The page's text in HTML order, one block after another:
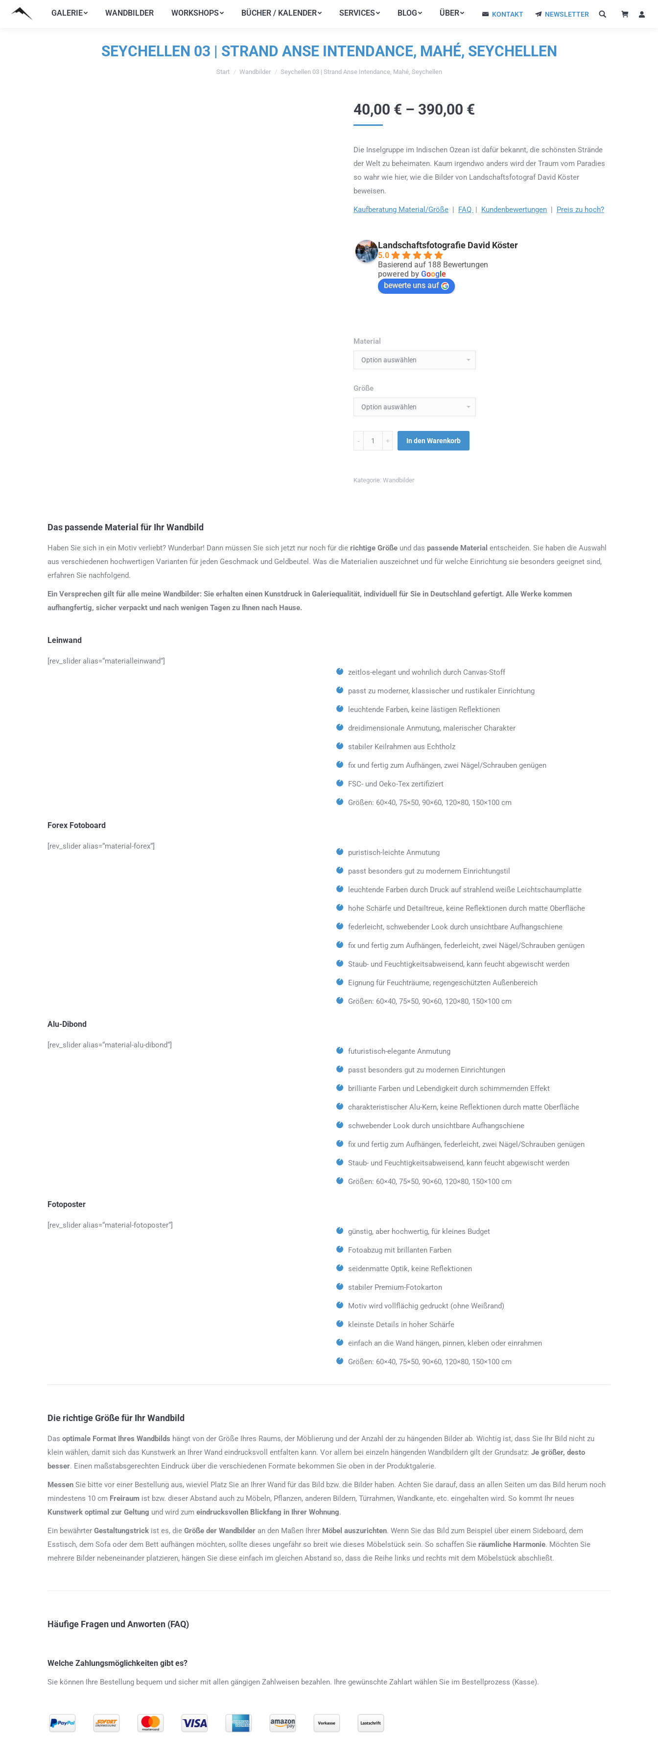
GALERIE WANDBILDER WORKSHOPS BÜCHER / KALENDER SERVICES BLOG ÜBER KONTAKT NEWSLETTER
SEYCHELLEN 03 | STRAND ANSE INTENDANCE, MAHÉ, SEYCHELLEN
Sie befinden sich hier:
Start Wandbilder Seychellen 03 | Strand Anse Intendance, Mahé, Seychellen
40,00 € – 390,00 €
Die Inselgruppe im Indischen Ozean ist dafür bekannt, die schönsten Strände
der Welt zu beheimaten. Kaum irgendwo anders wird der Traum vom Paradies
so wahr wie hier, wie die Bilder von Landschaftsfotograf David Köster
beweisen.
Kaufberatung Material/Größe | FAQ | Kundenbewertungen | Preis zu hoch?
Landschaftsfotografie David Köster
5.0
Basierend auf 188 Bewertungen
powered by Google
bewerte uns auf
Material
Größe
Menge In den Warenkorb
Kategorie: Wandbilder
Das passende Material für Ihr Wandbild
Haben Sie sich in ein Motiv verliebt? Wunderbar! Dann müssen Sie sich jetzt nur noch für die richtige Größe und das passende Material entscheiden. Sie haben die Auswahl
aus verschiedenen hochwertigen Varianten für jeden Geschmack und Geldbeutel. Was die Materialien auszeichnet und für welche Einrichtung sie besonders geeignet sind,
erfahren Sie nachfolgend.
Ein Versprechen gilt für alle meine Wandbilder: Sie erhalten einen Kunstdruck in Galeriequalität, individuell für Sie in Deutschland gefertigt. Alle Werke kommen
aufhangfertig, sicher verpackt und nach wenigen Tagen zu Ihnen nach Hause.
Leinwand
[rev_slider alias=“materialleinwand“]
zeitlos-elegant und wohnlich durch Canvas-Stoff
passt zu moderner, klassischer und rustikaler Einrichtung
leuchtende Farben, keine lästigen Reflektionen
dreidimensionale Anmutung, malerischer Charakter
stabiler Keilrahmen aus Echtholz
fix und fertig zum Aufhängen, zwei Nägel/Schrauben genügen
FSC- und Oeko-Tex zertifiziert
Größen: 60×40, 75×50, 90×60, 120×80, 150×100 cm
Forex Fotoboard
[rev_slider alias=“material-forex“]
puristisch-leichte Anmutung
passt besonders gut zu modernem Einrichtungstil
leuchtende Farben durch Druck auf strahlend weiße Leichtschaumplatte
hohe Schärfe und Detailtreue, keine Reflektionen durch matte Oberfläche
federleicht, schwebender Look durch unsichtbare Aufhangschiene
fix und fertig zum Aufhängen, federleicht, zwei Nägel/Schrauben genügen
Staub- und Feuchtigkeitsabweisend, kann feucht abgewischt werden
Eignung für Feuchträume, regengeschützten Außenbereich
Größen: 60×40, 75×50, 90×60, 120×80, 150×100 cm
Alu-Dibond
[rev_slider alias=“material-alu-dibond“]
futuristisch-elegante Anmutung
passt besonders gut zu modernen Einrichtungen
brilliante Farben und Lebendigkeit durch schimmernden Effekt
charakteristischer Alu-Kern, keine Reflektionen durch matte Oberfläche
schwebender Look durch unsichtbare Aufhangschiene
fix und fertig zum Aufhängen, federleicht, zwei Nägel/Schrauben genügen
Staub- und Feuchtigkeitsabweisend, kann feucht abgewischt werden
Größen: 60×40, 75×50, 90×60, 120×80, 150×100 cm
Fotoposter
[rev_slider alias=“material-fotoposter“]
günstig, aber hochwertig, für kleines Budget
Fotoabzug mit brillanten Farben
seidenmatte Optik, keine Reflektionen
stabiler Premium-Fotokarton
Motiv wird vollflächig gedruckt (ohne Weißrand)
kleinste Details in hoher Schärfe
einfach an die Wand hängen, pinnen, kleben oder einrahmen
Größen: 60×40, 75×50, 90×60, 120×80, 150×100 cm
Die richtige Größe für Ihr Wandbild
Das optimale Format Ihres Wandbilds hängt von der Größe Ihres Raums, der Möblierung und der Anzahl der zu hängenden Bilder ab. Wichtig ist, dass Sie Ihr Bild nicht zu
klein wählen, damit sich das Kunstwerk an Ihrer Wand eindrucksvoll entfalten kann. Vor allem bei einzeln hängenden Wandbildern gilt der Grundsatz: Je größer, desto
besser. Einen maßstabsgerechten Eindruck über die verschiedenen Formate bekommen Sie oben in der Produktgalerie.
Messen Sie bitte vor einer Bestellung aus, wieviel Platz Sie an Ihrer Wand für das Bild bzw. die Bilder haben. Achten Sie darauf, dass an allen Seiten um das Bild herum noch
mindestens 10 cm Freiraum ist bzw. dieser Abstand auch zu Möbeln, Pflanzen, anderen Bildern, Türrahmen, Wandkante, etc. eingehalten wird. So kommt Ihr neues
Kunstwerk optimal zur Geltung und wird zum eindrucksvollen Blickfang in Ihrer Wohnung.
Ein bewährter Gestaltungstrick ist es, die Größe der Wandbilder an den Maßen Ihrer Möbel auszurichten. Wenn Sie das Bild zum Beispiel über einem Sideboard, dem
Esstisch, dem Sofa oder dem Bett aufhängen möchten, sollte dieses ungefähr so breit wie dieses Möbelstück sein. So schaffen Sie räumliche Harmonie. Möchten Sie
mehrere Bilder nebeneinander platzieren, hängen Sie diese einfach im gleichen Abstand so, dass die Reihe links und rechts mit dem Möbelstück abschließt.
Häufige Fragen und Anworten (FAQ)
Welche Zahlungsmöglichkeiten gibt es?
Sie können Ihre Bestellung bequem und sicher mit allen gängigen Zahlweisen bezahlen. Ihre gewünschte Zahlart wählen Sie im Bestellprozess (Kasse).
GALERIE WANDBILDER WORKSHOPS BÜCHER / KALENDER SERVICES BLOG ÜBER KONTAKT NEWSLETTER